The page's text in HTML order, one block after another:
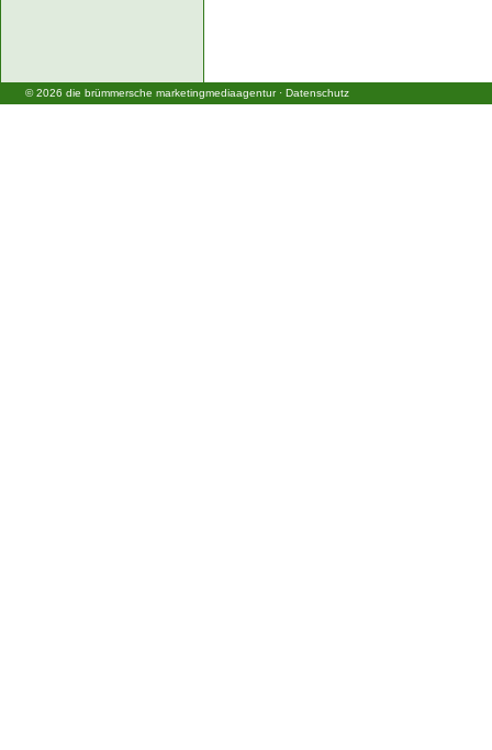
© 2026 die brümmersche marketingmediaagentur· Datenschutz